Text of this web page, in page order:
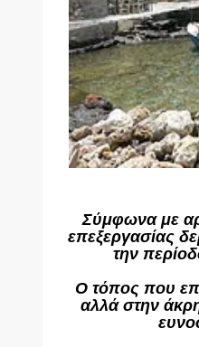
Σύμφωνα με
επεξεργασίας
την
Ο τόπος που
αλλά στην